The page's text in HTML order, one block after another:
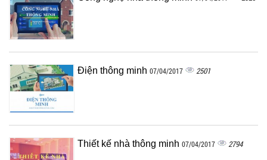
Điện thông minh 07/04/2017 2501
Thiết kế nhà thông minh 07/04/2017 2794